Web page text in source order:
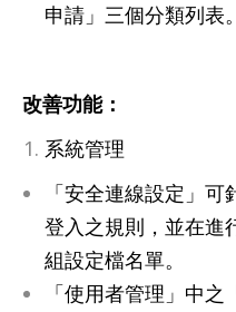
申請」三個分類列表。
改善功能：
系統管理
「安全連線設定」
登入之規則，並在進
組設定檔名單。
「使用者管理」中